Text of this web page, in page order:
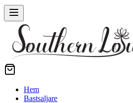
Hem
Bastsaljare